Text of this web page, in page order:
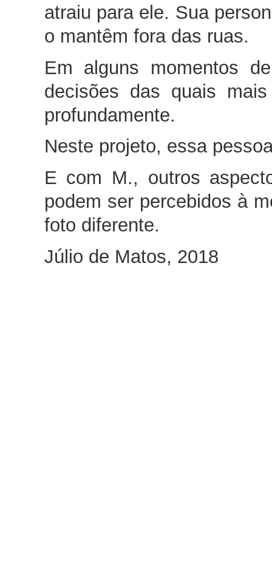
atraiu para ele. Sua
o mantêm fora das ruas.
Em alguns momentos
decisões das quais
profundamente.
Neste projeto, essa
E com M., outros
podem ser percebidos à
foto diferente.
Júlio de Matos, 2018